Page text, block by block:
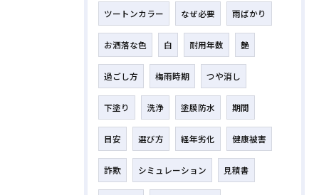
ツートンカラー なぜ必要 雨ばかり
お洒落な色 白 耐用年数 艶
過ごし方 梅雨時期 つや消し
下塗り 洗浄 塗膜防水 期間
目安 選び方 経年劣化 健康被害
詐欺 シミュレーション 見積書